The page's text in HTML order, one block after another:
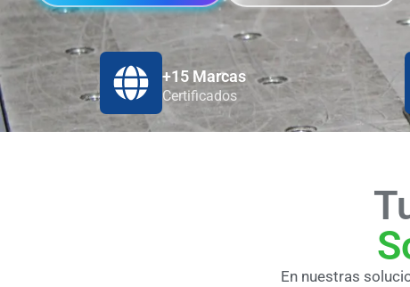
+15 Marcas
Certificados
En nuestras